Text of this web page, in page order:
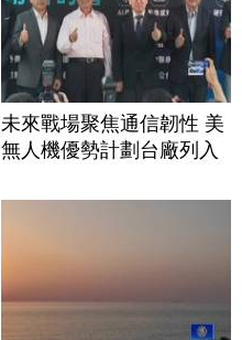
未來戰場聚焦通信韌性 美
無人機優勢計劃台廠列入